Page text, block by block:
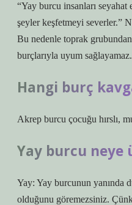
“Yay burcu insanları
şeyler keşfetmeyi severler.”
Bu nedenle toprak
burçlarıyla uyum sağlayamaz.
Hangi burç
Akrep burcu çocuğu hırslı,
Yay burcu neye
Yay: Yay burcunun yanında
olduğunu göremezsiniz.